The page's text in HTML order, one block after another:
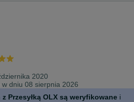
2020
dniu 08 sierpnia 2026
Przesyłką OLX są weryfikowane i